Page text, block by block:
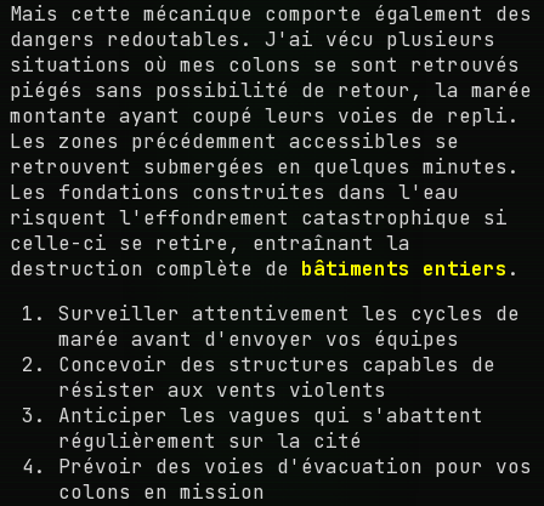
Mais cette mécanique comporte également des
dangers redoutables. J'ai vécu plusieurs
situations où mes colons se sont retrouvés
piégés sans possibilité de retour, la marée
montante ayant coupé leurs voies de repli.
Les zones précédemment accessibles se
retrouvent submergées en quelques minutes.
Les fondations construites dans l'eau
risquent l'effondrement catastrophique si
celle-ci se retire, entraînant la
destruction complète de bâtiments entiers .
Surveiller attentivement les cycles de
marée avant d'envoyer vos équipes
Concevoir des structures capables de
résister aux vents violents
Anticiper les vagues qui s'abattent
régulièrement sur la cité
Prévoir des voies d'évacuation pour vos
colons en mission